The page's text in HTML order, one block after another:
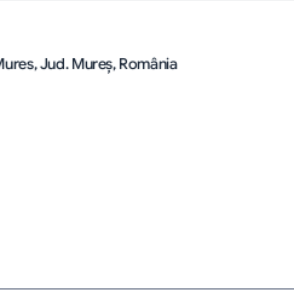
Jud. Mureş, România